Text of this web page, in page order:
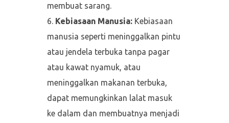
membuat sarang.
Kebiasaan Manusia:Kebiasaan
manusia seperti meninggalkan pintu
atau jendela terbuka tanpa pagar
atau kawat nyamuk, atau
meninggalkan makanan terbuka,
dapat memungkinkan lalat masuk
ke dalam dan membuatnya menjadi